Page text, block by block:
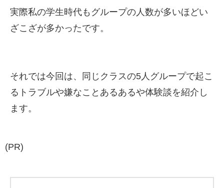
実際私の学生時代もグループの人数が多いほどい
ざこざが多かったです。
それでは今回は、同じクラスの5人グループで起こ
るトラブルや嫌なことあるあるや体験談を紹介し
ます。
(PR)